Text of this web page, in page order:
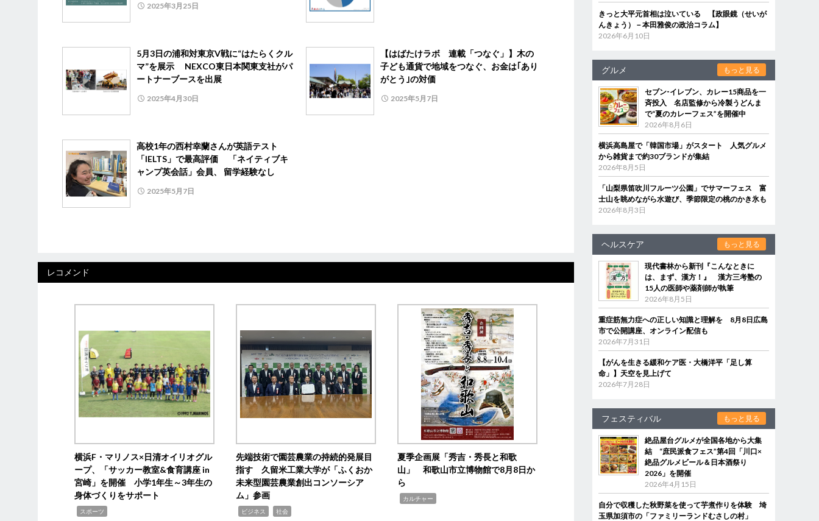
2025年3月25日
5月3日の浦和対東京V戦に“はたらくクル
マ”を展示 NEXCO東日本関東支社がパ
ートナーブースを出展
2025年4月30日
【はばたけラボ 連載「つなぐ」】木の
子ども通貨で地域をつなぐ、お金は｢あり
がとう｣の対価
2025年5月7日
高校1年の西村幸蘭さんが英語テスト
「IELTS」で最高評価 「ネイティブキ
ャンプ英会話」会員、 留学経験なし
2025年5月7日
レコメンド
横浜F・マリノス×日清オイリオグル
ープ、「サッカー教室&食育講座 in
宮崎」を開催 小学1年生～3年生の
身体づくりをサポート
スポーツ
先端技術で園芸農業の持続的発展目
指す 久留米工業大学が「ふくおか
未来型園芸農業創出コンソーシア
ム」参画
ビジネス 社会
夏季企画展「秀吉・秀長と和歌
山」 和歌山市立博物館で8月8日か
ら
カルチャー
きっと大平元首相は泣いている 【政眼鏡（せいが
んきょう）－本田雅俊の政治コラム】
2026年6月10日
グルメ もっと見る
セブン‐イレブン、カレー15商品を一
斉投入 名店監修から冷製うどんま
で“夏のカレーフェス”を開催中
2026年8月6日
横浜高島屋で「韓国市場」がスタート 人気グルメ
から雑貨まで約30ブランドが集結
2026年8月5日
「山梨県笛吹川フルーツ公園」でサマーフェス 富
士山を眺めながら水遊び、季節限定の桃のかき氷も
2026年8月3日
ヘルスケア もっと見る
現代書林から新刊『こんなときに
は、まず、漢方！』 漢方三考塾の
15人の医師や薬剤師が執筆
2026年8月5日
重症筋無力症への正しい知識と理解を 8月8日広島
市で公開講座、オンライン配信も
2026年7月31日
【がんを生きる緩和ケア医・大橋洋平「足し算
命」】天空を見上げて
2026年7月28日
フェスティバル もっと見る
絶品屋台グルメが全国各地から大集
結 “庶民派食フェス”第4回「川口×
絶品グルメビール＆日本酒祭り
2026」を開催
2026年4月15日
自分で収穫した秋野菜を使って芋煮作りを体験 埼
玉県加須市の「ファミリーランドむさしの村」